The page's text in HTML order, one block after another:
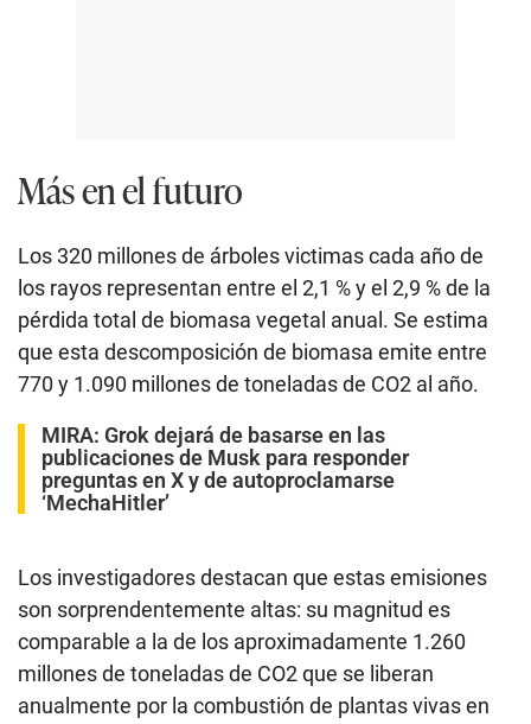
Más en el futuro
Los 320 millones de árboles victimas cada año de
los rayos representan entre el 2,1 % y el 2,9 % de la
pérdida total de biomasa vegetal anual. Se estima
que esta descomposición de biomasa emite entre
770 y 1.090 millones de toneladas de CO2 al año.
MIRA: Grok dejará de basarse en las
publicaciones de Musk para responder
preguntas en X y de autoproclamarse
‘MechaHitler’
Los investigadores destacan que estas emisiones
son sorprendentemente altas: su magnitud es
comparable a la de los aproximadamente 1.260
millones de toneladas de CO2 que se liberan
anualmente por la combustión de plantas vivas en